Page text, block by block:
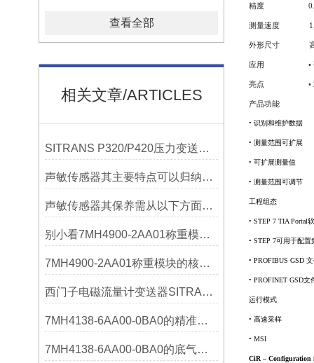
查看全部
相关文章/ARTICLES
SITRANS P320/P420压力变送器概述
声敏传感器其主要特点可以归纳为以下几个核心维度
声敏传感器其保养需从以下方面入手
别小看7MH4900-2AA01称重模块！这些你日常接触的领域，早已离不开它
7MH4900-2AA01称重模块的核心亮点，藏着让效率翻倍的“关键密码”
西门子电磁流量计变送器SITRANS FMT020的功能
7MH4138-6AA00-0BA0的精准从何而来？关键组成部分，藏着答案！
7MH4138-6AA00-0BA0的底气：这些核心功能，让精准称重不再是难题
精度
测量速度
外形尺寸
应用 •
亮点 •
产品功能
• 识别和维护
• 测量范围可
• 可扩展测
• 测量范围可调节
工程组态
• STEP 7 TIA Portal
• STEP 7可用于
• PROFIBUS GSD
• PROFINET GSD文
运行模式
• 高速采
• MSI
CiR – Configuration